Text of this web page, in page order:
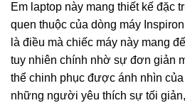
Em laptop này mang thiết kế đặc
quen thuộc của dòng máy
là điều mà chiếc máy này mang
tuy nhiên chính nhờ sự đơn giản
thể chinh phục được ánh nhìn
những người yêu thích sự tối